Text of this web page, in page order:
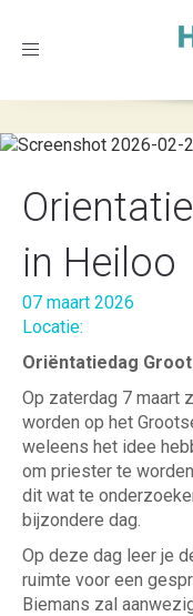
Toggle
in Heiloo
07 maart 2026
Locatie:
Oriëntatiedag
Op zaterdag 7 maart
worden op het
weleens het idee
om priester te
dit wat te
bijzondere dag.
Op deze dag leer je
ruimte voor een
Biemans zal